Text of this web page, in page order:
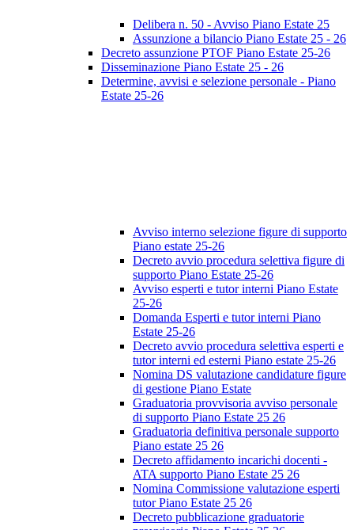
Delibera n. 50 - Avviso Piano Estate 25
Assunzione a bilancio Piano Estate 25 - 26
Decreto assunzione PTOF Piano Estate 25-26
Disseminazione Piano Estate 25 - 26
Determine, avvisi e selezione personale - Piano
Estate 25-26
Avviso interno selezione figure di supporto
Piano estate 25-26
Decreto avvio procedura selettiva figure di
supporto Piano Estate 25-26
Avviso esperti e tutor interni Piano Estate
25-26
Domanda Esperti e tutor interni Piano
Estate 25-26
Decreto avvio procedura selettiva esperti e
tutor interni ed esterni Piano estate 25-26
Nomina DS valutazione candidature figure
di gestione Piano Estate
Graduatoria provvisoria avviso personale
di supporto Piano Estate 25 26
Graduatoria definitiva personale supporto
Piano estate 25 26
Decreto affidamento incarichi docenti -
ATA supporto Piano Estate 25 26
Nomina Commissione valutazione esperti
tutor Piano Estate 25 26
Decreto pubblicazione graduatorie